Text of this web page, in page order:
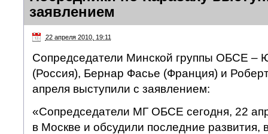
заявлением
22 апреля 2010, 19:11
Сопредседатели Минской группы ОБСЕ –
(Россия), Бернар Фасье (Франция) и
апреля выступили с заявлением:
«Сопредседатели МГ ОБСЕ сегодня, 22
в Москве и обсудили последние развития,